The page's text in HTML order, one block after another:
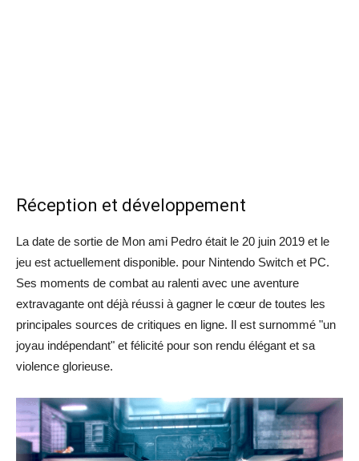
Réception et développement
La date de sortie de Mon ami Pedro était le 20 juin 2019 et le
jeu est actuellement disponible. pour Nintendo Switch et PC.
Ses moments de combat au ralenti avec une aventure
extravagante ont déjà réussi à gagner le cœur de toutes les
principales sources de critiques en ligne. Il est surnommé "un
joyau indépendant" et félicité pour son rendu élégant et sa
violence glorieuse.